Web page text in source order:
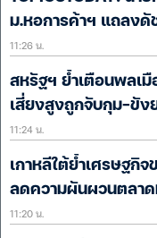
ม.หอการค้าฯ แถลงดั
11:26 น.
สหรัฐฯ ย้ำเตือนพลเมื
เสี่ยงสูงถูกจับกุม-ขัง
11:24 น.
เกาหลีใต้ย้ำเศรษฐกิ
ลดความผันผวนตลา
11:20 น.